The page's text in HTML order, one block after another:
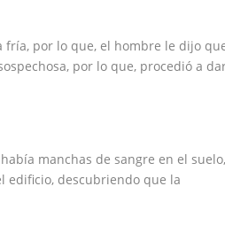
fría, por lo que, el hombre le dijo
por lo que, procedió a
manchas de sangre en el
edificio, descubriendo que la